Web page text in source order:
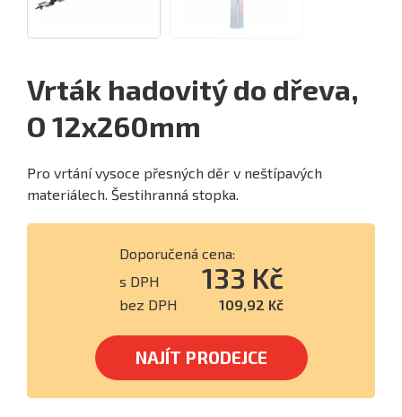
Vrták hadovitý do dřeva,
O 12x260mm
Pro vrtání vysoce přesných děr v neštípavých
materiálech. Šestihranná stopka.
Doporučená cena:
s DPH
133 Kč
bez DPH 109,92 Kč
NAJÍT PRODEJCE